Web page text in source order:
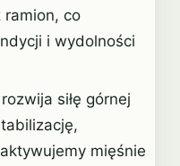
ramion, co
i wydolności
rozwija siłę górnej
mięśnie